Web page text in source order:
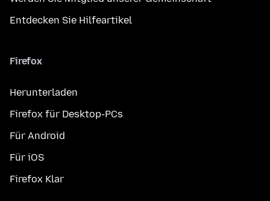
Entdecken Sie Hilfeartikel
Firefox
Herunterladen
Firefox für Desktop-PCs
Für Android
Für iOS
Firefox Klar